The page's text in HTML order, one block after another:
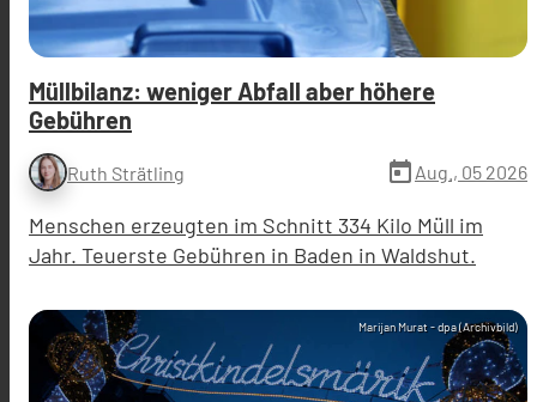
Müllbilanz: weniger Abfall aber höhere
Gebühren
Ruth Strätling today Aug., 05 2026
Menschen erzeugten im Schnitt 334 Kilo Müll im
Jahr. Teuerste Gebühren in Baden in Waldshut.
Marijan Murat - dpa (Archivbild)